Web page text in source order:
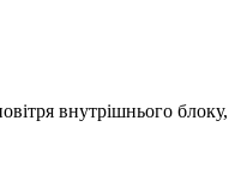
внутрішнього блоку,